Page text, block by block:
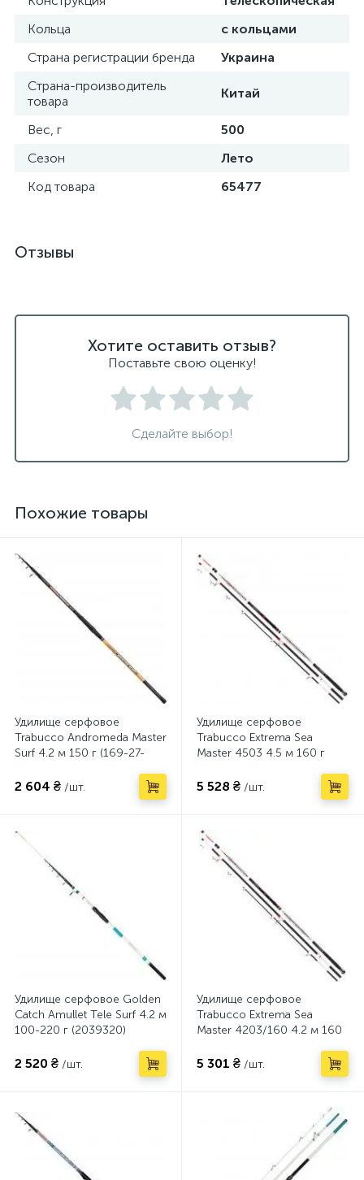
Кольца
с кольцами
Страна регистрации бренда
Украина
Страна-производитель
товара
Китай
Вес, г
500
Сезон
Лето
Код товара
65477
Отзывы
Хотите оставить отзыв?
Поставьте свою оценку!
Сделайте выбор!
Похожие товары
Удилище серфовое
Trabucco Andromeda Master
Surf 4.2 м 150 г (169-27-
2 604 ₴ /шт.
Удилище серфовое
Trabucco Extrema Sea
Master 4503 4.5 м 160 г
5 528 ₴ /шт.
Удилище серфовое Golden
Catch Amullet Tele Surf 4.2 м
100-220 г (2039320)
2 520 ₴ /шт.
Удилище серфовое
Trabucco Extrema Sea
Master 4203/160 4.2 м 160
5 301 ₴ /шт.